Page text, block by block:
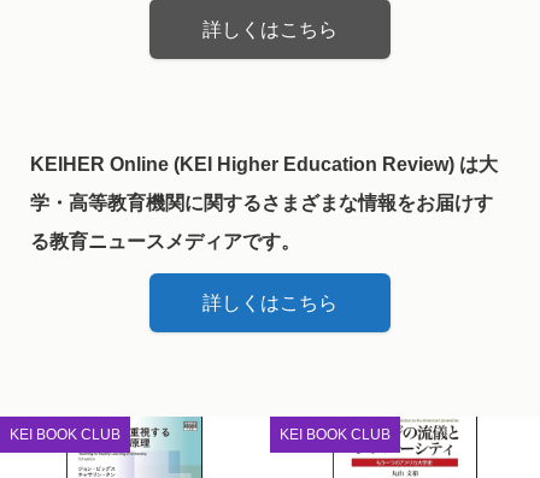
詳しくはこちら
KEIHER Online (KEI Higher Education Review) は大
学・高等教育機関に関するさまざまな情報をお届けす
る教育ニュースメディアです。
詳しくはこちら
KEI BOOK CLUB KEI BOOK CLUB